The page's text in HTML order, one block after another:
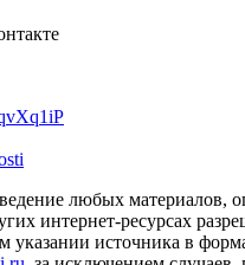
любых материалов,
интернет-ресурсах
указании источника в